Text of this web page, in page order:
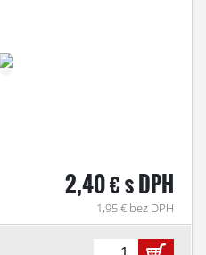
2,40 € s DPH
1,95 € bez DPH